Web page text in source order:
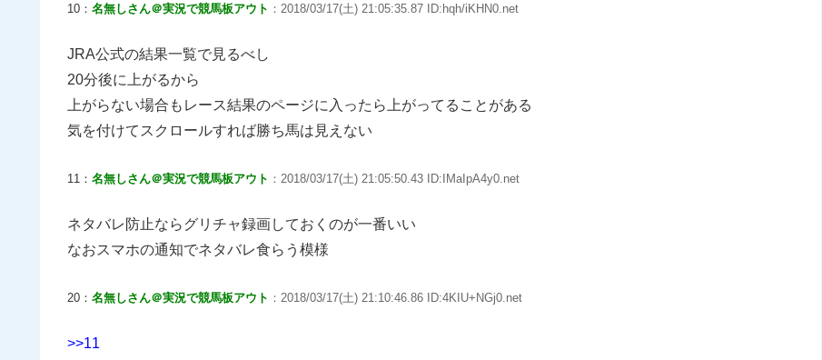
10： 名無しさん＠実況で競馬板アウト ：2018/03/17(土) 21:05:35.87 ID:hqh/iKHN0.net
JRA公式の結果一覧で見るべし
20分後に上がるから
上がらない場合もレース結果のページに入ったら上がってることがある
気を付けてスクロールすれば勝ち馬は見えない
11： 名無しさん＠実況で競馬板アウト ：2018/03/17(土) 21:05:50.43 ID:IMaIpA4y0.net
ネタバレ防止ならグリチャ録画しておくのが一番いい
なおスマホの通知でネタバレ食らう模様
20： 名無しさん＠実況で競馬板アウト ：2018/03/17(土) 21:10:46.86 ID:4KIU+NGj0.net
>>11